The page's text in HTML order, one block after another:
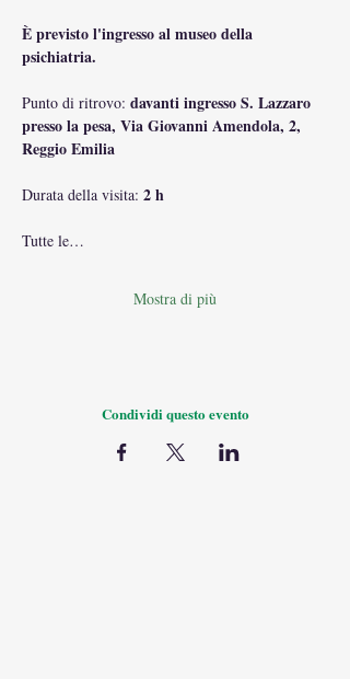
È previsto l'ingresso al museo della
psichiatria.
Punto di ritrovo: davanti ingresso S. Lazzaro
presso la pesa, Via Giovanni Amendola, 2,
Reggio Emilia
Durata della visita: 2 h
Tutte le…
Mostra di più
Condividi questo evento